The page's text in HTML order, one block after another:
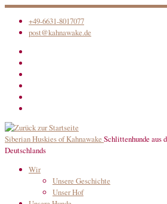
Zum
Inhalt
springen
+49-6631-8017077
post@kahnawake.de
Siberian Huskies of Kahnawake Schlittenhunde aus
Deutschlands
Wir
Unsere Geschichte
Unser Hof